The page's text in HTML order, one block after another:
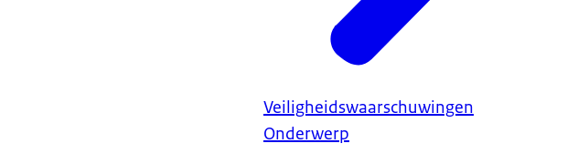
Veiligheidswaarschuwingen
Onderwerp